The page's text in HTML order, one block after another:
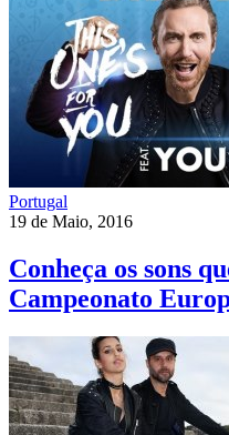
Portugal
19 de Maio, 2016
Conheça os sons
Campeonato